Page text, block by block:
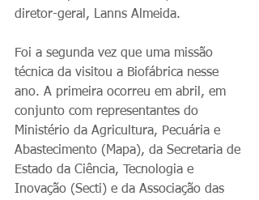
diretor-geral, Lanns Almeida.
Foi a segunda vez que uma missão
técnica da visitou a Biofábrica nesse
ano. A primeira ocorreu em abril, em
conjunto com representantes do
Ministério da Agricultura, Pecuária e
Abastecimento (Mapa), da Secretaria de
Estado da Ciência, Tecnologia e
Inovação (Secti) e da Associação das